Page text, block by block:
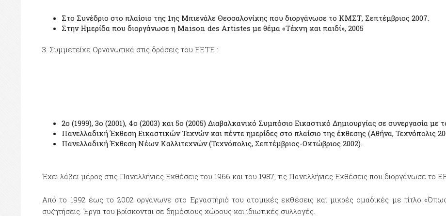
Στο Συνέδριο στο πλαίσιο της 1ης Μπιενάλε Θεσσαλονίκης που διοργάνωσε το ΚΜΣΤ, Σεπτέμβριος 2007.
Στην Ημερίδα που διοργάνωσε η Maison des Artistes με θέμα «Τέχνη και παιδί», 2005
3. Συμμετείχε Οργανωτικά στις δράσεις του ΕΕΤΕ :
2ο (1999), 3ο (2001), 4ο (2003) και 5ο (2005) Διαβαλκανικό Συμπόσιο Εικαστικό Δημιουργίας σε συνεργασία
Πανελλαδική Έκθεση Εικαστικών Τεχνών και πέντε ημερίδες στο πλαίσιο της έκθεσης (Αθήνα, Τεχνόπολις
Πανελλαδική Έκθεση Νέων Καλλιτεχνών (Τεχνόπολις, Σεπτέμβριος-Οκτώβριος 2002).
Έχει λάβει μέρος στις Πανελλήνιες Εκθέσεις του 1966 και του 1987, τις Πανελλήνιες Εκθέσεις που διοργάνωσε
Από το 1992 έως το 2002 οργάνωνε στο Εργαστήριό του ατομικές εκθέσεις και μικρές ομαδικές με τίτλο
συζητήσεις. Έργα του βρίσκονται σε δημόσιους χώρους και ιδιωτικές συλλογές.